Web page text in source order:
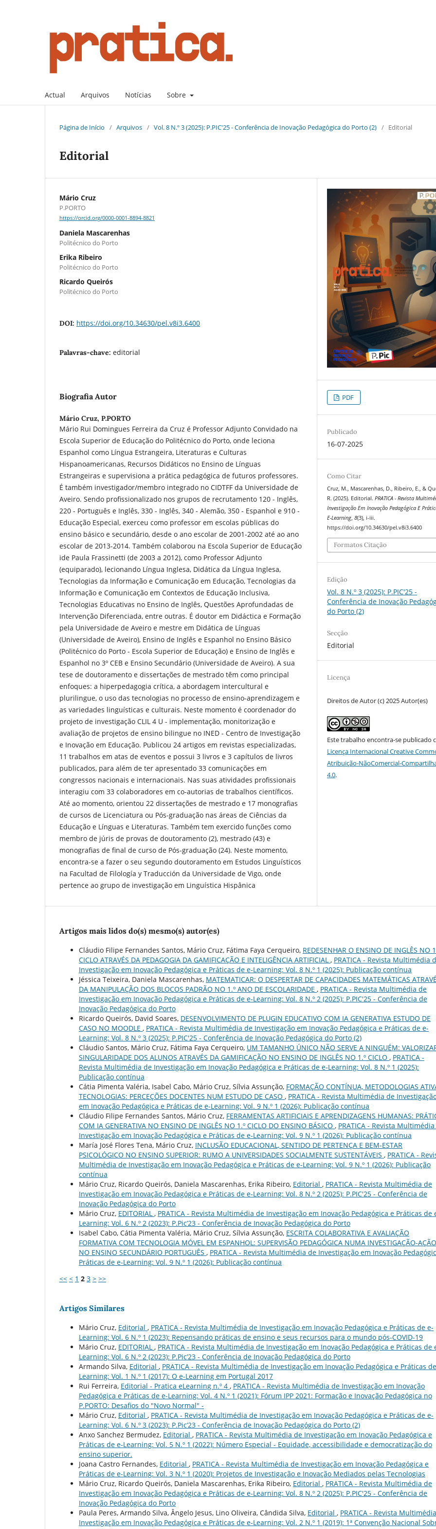
Actual Arquivos Notícias Sobre
Página de Início / Arquivos / Vol. 8 N.º 3 (2025): P.PIC'25 - Conferência de Inovação Pedagógica do Porto (2) / Editorial
Editorial
Mário Cruz
P.PORTO
https://orcid.org/0000-0001-8894-8821
Daniela Mascarenhas
Politécnico do Porto
Erika Ribeiro
Politécnico do Porto
Ricardo Queirós
Politécnico do Porto
DOI: https://doi.org/10.34630/pel.v8i3.6400
Palavras-chave: editorial
Biografia Autor
Mário Cruz, P.PORTO
Mário Rui Domingues Ferreira da Cruz é Professor Adjunto Convidado na
Escola Superior de Educação do Politécnico do Porto, onde leciona
Espanhol como Língua Estrangeira, Literaturas e Culturas
Hispanoamericanas, Recursos Didáticos no Ensino de Línguas
Estrangeiras e supervisiona a prática pedagógica de futuros professores.
É também investigador/membro integrado no CIDTFF da Universidade de
Aveiro. Sendo profissionalizado nos grupos de recrutamento 120 - Inglês,
220 - Português e Inglês, 330 - Inglês, 340 - Alemão, 350 - Espanhol e 910 -
Educação Especial, exerceu como professor em escolas públicas do
ensino básico e secundário, desde o ano escolar de 2001-2002 até ao ano
escolar de 2013-2014. Também colaborou na Escola Superior de Educação
ide Paula Frassinetti (de 2003 a 2012), como Professor Adjunto
(equiparado), lecionando Língua Inglesa, Didática da Língua Inglesa,
Tecnologias da Informação e Comunicação em Educação, Tecnologias da
Informação e Comunicação em Contextos de Educação Inclusiva,
Tecnologias Educativas no Ensino de Inglês, Questões Aprofundadas de
Intervenção Diferenciada, entre outras. É doutor em Didáctica e Formação
pela Universidade de Aveiro e mestre em Didática de Línguas
(Universidade de Aveiro), Ensino de Inglês e Espanhol no Ensino Básico
(Politécnico do Porto - Escola Superior de Educação) e Ensino de Inglês e
Espanhol no 3º CEB e Ensino Secundário (Universidade de Aveiro). A sua
tese de doutoramento e dissertações de mestrado têm como principal
enfoques: a hiperpedagogia crítica, a abordagem intercultural e
plurilingue, o uso das tecnologias no processo de ensino-aprendizagem e
as variedades linguísticas e culturais. Neste momento é coordenador do
projeto de investigação CLIL 4 U - implementação, monitorização e
avaliação de projetos de ensino bilingue no INED - Centro de Investigação
e Inovação em Educação. Publicou 24 artigos em revistas especializadas,
11 trabalhos em atas de eventos e possui 3 livros e 3 capítulos de livros
publicados, para além de ter apresentado 33 comunicações em
congressos nacionais e internacionais. Nas suas atividades profissionais
interagiu com 33 colaboradores em co-autorias de trabalhos científicos.
Até ao momento, orientou 22 dissertações de mestrado e 17 monografias
de cursos de Licenciatura ou Pós-graduação nas áreas de Ciências da
Educação e Línguas e Literaturas. Também tem exercido funções como
membro de júris de provas de doutoramento (2), mestrado (43) e
monografias de final de curso de Pós-graduação (24). Neste momento,
encontra-se a fazer o seu segundo doutoramento em Estudos Linguísticos
na Facultad de Filología y Traducción da Universidade de Vigo, onde
pertence ao grupo de investigação em Linguística Hispânica
PDF
Publicado
16-07-2025
Como Citar
Cruz, M., Mascarenhas, D., Ribeiro, E., &
R. (2025). Editorial.PRATICA - Revista
Investigação Em Inovação Pedagógica E
E-Learning,8(3), i-iii.
https://doi.org/10.34630/pel.v8i3.6400
Formatos Citação
Edição
Vol. 8 N.º 3 (2025): P.PIC'25 -
Conferência de Inovação
do Porto (2)
Secção
Editorial
Licença
Direitos de Autor (c) 2025 Autor(es)
Este trabalho encontra-se publicado
Licença Internacional Creative
Atribuição-NãoComercial-
4.0.
Artigos mais lidos do(s) mesmo(s) autor(es)
Cláudio Filipe Fernandes Santos, Mário Cruz, Fátima Faya Cerqueiro, REDESENHAR O ENSINO DE INGLÊS NO
CICLO ATRAVÉS DA PEDAGOGIA DA GAMIFICAÇÃO E INTELIGÊNCIA ARTIFICIAL , PRATICA - Revista Multimédia
Investigação em Inovação Pedagógica e Práticas de e-Learning: Vol. 8 N.º 1 (2025): Publicação contínua
Jéssica Teixeira, Daniela Mascarenhas, MATEMATICAR: O DESPERTAR DE CAPACIDADES MATEMÁTICAS
DA MANIPULAÇÃO DOS BLOCOS PADRÃO NO 1.º ANO DE ESCOLARIDADE , PRATICA - Revista Multimédia de
Investigação em Inovação Pedagógica e Práticas de e-Learning: Vol. 8 N.º 2 (2025): P.PIC'25 - Conferência de
Inovação Pedagógica do Porto
Ricardo Queirós, David Soares, DESENVOLVIMENTO DE PLUGIN EDUCATIVO COM IA GENERATIVA ESTUDO DE
CASO NO MOODLE , PRATICA - Revista Multimédia de Investigação em Inovação Pedagógica e Práticas de e-
Learning: Vol. 8 N.º 3 (2025): P.PIC'25 - Conferência de Inovação Pedagógica do Porto (2)
Cláudio Santos, Mário Cruz, Fátima Faya Cerqueiro, UM TAMANHO ÚNICO NÃO SERVE A NINGUÉM:
SINGULARIDADE DOS ALUNOS ATRAVÉS DA GAMIFICAÇÃO NO ENSINO DE INGLÊS NO 1.º CICLO , PRATICA -
Revista Multimédia de Investigação em Inovação Pedagógica e Práticas de e-Learning: Vol. 8 N.º 1 (2025):
Publicação contínua
Cátia Pimenta Valéria, Isabel Cabo, Mário Cruz, Sílvia Assunção, FORMAÇÃO CONTÍNUA, METODOLOGIAS
TECNOLOGIAS: PERCEÇÕES DOCENTES NUM ESTUDO DE CASO , PRATICA - Revista Multimédia de
em Inovação Pedagógica e Práticas de e-Learning: Vol. 9 N.º 1 (2026): Publicação contínua
Cláudio Filipe Fernandes Santos, Mário Cruz, FERRAMENTAS ARTIFICIAIS E APRENDIZAGENS HUMANAS:
COM IA GENERATIVA NO ENSINO DE INGLÊS NO 1.º CICLO DO ENSINO BÁSICO , PRATICA - Revista
Investigação em Inovação Pedagógica e Práticas de e-Learning: Vol. 9 N.º 1 (2026): Publicação contínua
María José Flores Tena, Mário Cruz, INCLUSÃO EDUCACIONAL, SENTIDO DE PERTENÇA E BEM-ESTAR
PSICOLÓGICO NO ENSINO SUPERIOR: RUMO A UNIVERSIDADES SOCIALMENTE SUSTENTÁVEIS , PRATICA -
Multimédia de Investigação em Inovação Pedagógica e Práticas de e-Learning: Vol. 9 N.º 1 (2026): Publicação
contínua
Mário Cruz, Ricardo Queirós, Daniela Mascarenhas, Erika Ribeiro, Editorial , PRATICA - Revista Multimédia de
Investigação em Inovação Pedagógica e Práticas de e-Learning: Vol. 8 N.º 2 (2025): P.PIC'25 - Conferência de
Inovação Pedagógica do Porto
Mário Cruz, EDITORIAL , PRATICA - Revista Multimédia de Investigação em Inovação Pedagógica e Práticas de
Learning: Vol. 6 N.º 2 (2023): P.Pic’23 - Conferência de Inovação Pedagógica do Porto
Isabel Cabo, Cátia Pimenta Valéria, Mário Cruz, Sílvia Assunção, ESCRITA COLABORATIVA E AVALIAÇÃO
FORMATIVA COM TECNOLOGIA MÓVEL EM ESPANHOL: SUPERVISÃO PEDAGÓGICA NUMA INVESTIGAÇÃO-AÇÃO
NO ENSINO SECUNDÁRIO PORTUGUÊS , PRATICA - Revista Multimédia de Investigação em Inovação
Práticas de e-Learning: Vol. 9 N.º 1 (2026): Publicação contínua
<< < 1 2 3 > >>
Artigos Similares
Mário Cruz, Editorial , PRATICA - Revista Multimédia de Investigação em Inovação Pedagógica e Práticas de e-
Learning: Vol. 6 N.º 1 (2023): Repensando práticas de ensino e seus recursos para o mundo pós-COVID-19
Mário Cruz, EDITORIAL , PRATICA - Revista Multimédia de Investigação em Inovação Pedagógica e Práticas de
Learning: Vol. 6 N.º 2 (2023): P.Pic’23 - Conferência de Inovação Pedagógica do Porto
Armando Silva, Editorial , PRATICA - Revista Multimédia de Investigação em Inovação Pedagógica e Práticas
Learning: Vol. 1 N.º 1 (2017): O e-Learning em Portugal 2017
Rui Ferreira, Editorial - Pratica eLearning n.º 4 , PRATICA - Revista Multimédia de Investigação em Inovação
Pedagógica e Práticas de e-Learning: Vol. 4 N.º 1 (2021): Fórum IPP 2021: Formação e Inovação Pedagógica no
P.PORTO: Desafios do "Novo Normal" -
Mário Cruz, Editorial , PRATICA - Revista Multimédia de Investigação em Inovação Pedagógica e Práticas de e-
Learning: Vol. 6 N.º 3 (2023): P.Pic’23 - Conferência de Inovação Pedagógica do Porto (2)
Anxo Sanchez Bermudez, Editorial , PRATICA - Revista Multimédia de Investigação em Inovação Pedagógica e
Práticas de e-Learning: Vol. 5 N.º 1 (2022): Número Especial - Equidade, accessibilidade e democratização do
ensino superior.
Joana Castro Fernandes, Editorial , PRATICA - Revista Multimédia de Investigação em Inovação Pedagógica e
Práticas de e-Learning: Vol. 3 N.º 1 (2020): Projetos de Investigação e Inovação Mediados pelas Tecnologias
Mário Cruz, Ricardo Queirós, Daniela Mascarenhas, Erika Ribeiro, Editorial , PRATICA - Revista Multimédia de
Investigação em Inovação Pedagógica e Práticas de e-Learning: Vol. 8 N.º 2 (2025): P.PIC'25 - Conferência de
Inovação Pedagógica do Porto
Paula Peres, Armando Silva, Ângelo Jesus, Lino Oliveira, Cândida Silva, Editorial , PRATICA - Revista
Investigação em Inovação Pedagógica e Práticas de e-Learning: Vol. 2 N.º 1 (2019): 1ª Convenção Nacional